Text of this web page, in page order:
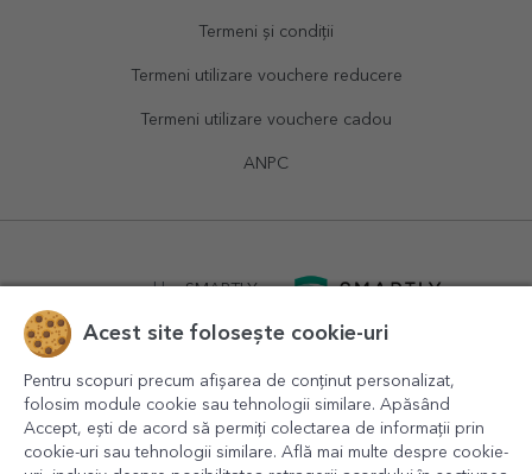
Termeni și condiții
Termeni utilizare vouchere reducere
Termeni utilizare vouchere cadou
ANPC
powered bySMARTLY.ro
Acest site folosește cookie-uri
Pentru scopuri precum afișarea de conținut personalizat,
folosim module cookie sau tehnologii similare. Apăsând
Accept, ești de acord să permiți colectarea de informații prin
cookie-uri sau tehnologii similare. Află mai multe despre cookie-